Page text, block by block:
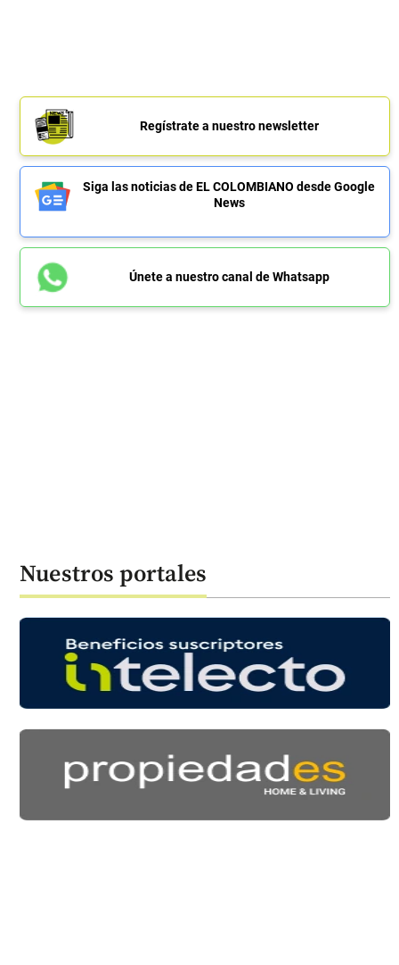
Regístrate a nuestro newsletter
Siga las noticias de EL COLOMBIANO desde Google
News
Únete a nuestro canal de Whatsapp
Nuestros portales